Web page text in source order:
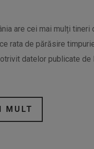
are cei mai mulți
rata de părăsire
datelor publicate de
MULT